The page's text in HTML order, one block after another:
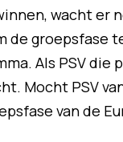
wacht er
de groepsfase
Als PSV
Mocht PSV
van de